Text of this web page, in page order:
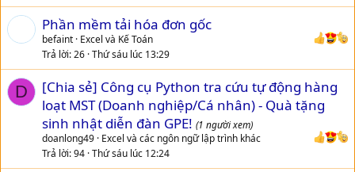
MultipleUIThreadsinVCL.rar
drive.google.com
9/ Theo thời gian nếu rảnh + khả năng cho Phép tôi sẻ bổ sung
thêm hàm + Tính năng cho SQLBuilderLibrary.dll
10/ Vui lòng theo dõi và cập nhật sử dụng thư viện
SQLBuilderLibrary.dll
11/ quá trình sử dụng vui lòng đọc kỹ bài số #39 link mục số 1 bài
Phần mềm tải hóa đơn gốc
befaint Excel và Kế Toán
Trả lời 26 Thứ sáu lúc 13:29
D
[Chia sẻ] Công cụ Python tra cứu tự động hàng
loạt MST (Doanh nghiệp/Cá nhân) - Quà tặng
sinh nhật diễn đàn GPE! (1 người xem)
doanlong49 Excel và các ngôn ngữ lập trình khác
Trả lời 94 Thứ sáu lúc 12:24